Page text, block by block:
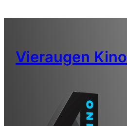
Vieraugen Kino